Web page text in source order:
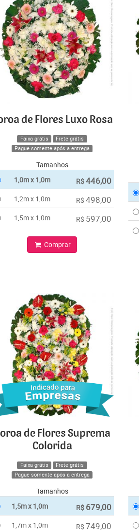
de Flores Luxo Rosa
Faixa grátis
Frete grátis
Pague somente após a entrega
Tamanhos
1,0m x 1,0m
R$446,00
1,2m x 1,0m R$ 498,00
1,5m x 1,0m R$ 597,00
Comprar
de Flores Suprema
Colorida
Faixa grátis
Frete grátis
Pague somente após a entrega
Tamanhos
1,5m x 1,0m
R$ 679,00
1,7m x 1,0m R$ 749,00